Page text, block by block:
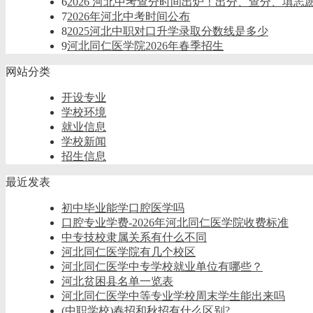
72026年河北中考时间公布
82025河北中职对口升学录取分数线是多少
9河北同仁医学院2026年春季招生
网站分类
开设专业
学校环境
就业信息
学校新闻
招生信息
最近发表
初中毕业能学口腔医学吗
口腔专业学费-2026年河北同仁医学院收费标准
中专技校隶属关系有什么不同
河北同仁医学院有几个校区
河北同仁医学中专学校就业单位有哪些？
河北贫困县名单一览表
河北同仁医学中等专业学校周末学生能出来吗
(中职学校)春招和秋招有什么区别?